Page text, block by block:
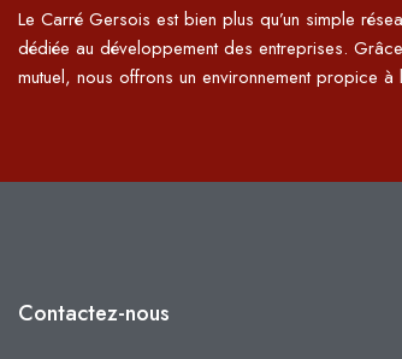
Le Carré Gersois est bien plus qu’un simple
dédiée au développement des entreprises.
mutuel, nous offrons un environnement propice
Contactez-nous